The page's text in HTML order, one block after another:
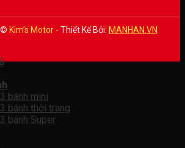
© Kim’s Motor- Thiết Kế Bởi: MANHAN.VN
bánh mini
bánh thời trang
bánh Super